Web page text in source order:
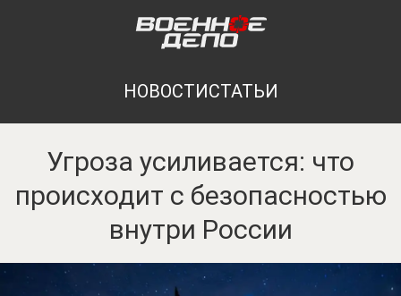
НОВОСТИСТАТЬИ
Угроза усиливается: что
происходит с безопасностью
внутри России